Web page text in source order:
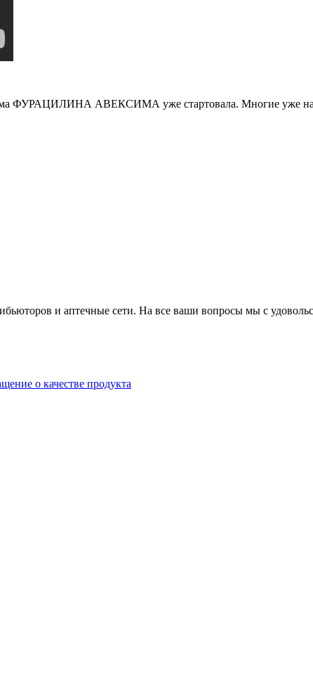
ФУРАЦИЛИНА АВЕКСИМА уже стартовала. Многие уже
и аптечные сети. На все ваши вопросы мы с
о качестве продукта